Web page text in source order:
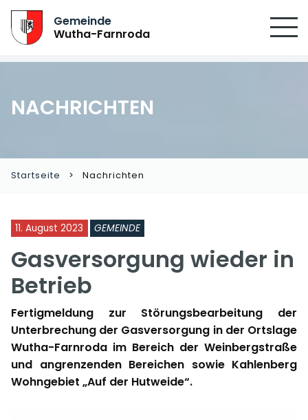
Gemeinde
Wutha-Farnroda
NACHRICHTEN
Startseite Nachrichten
11. August 2023 GEMEINDE
Gasversorgung wieder in
Betrieb
Fertigmeldung zur Störungsbearbeitung der
Unterbrechung der Gasversorgung in der Ortslage
Wutha-Farnroda im Bereich der Weinbergstraße
und angrenzenden Bereichen sowie Kahlenberg
Wohngebiet „Auf der Hutweide“.